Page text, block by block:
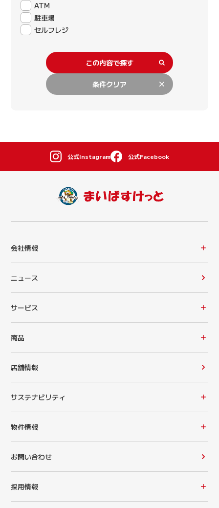
ATM
駐車場
セルフレジ
この内容で探す
条件クリア
公式Instagram 公式Facebook
会社情報
ニュース
サービス
商品
店舗情報
サステナビリティ
物件情報
お問い合わせ
採用情報